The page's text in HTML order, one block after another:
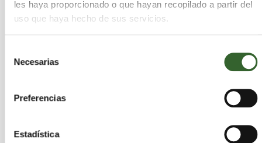
les haya proporcionado o que hayan recopilado a partir del
uso que haya hecho de sus servicios.
Necesarias
Preferencias
Estadística
Los más de 6.800 municipios con menos de 5.000
habitantes destinaron en conjunto unos 2.500
aquí.]